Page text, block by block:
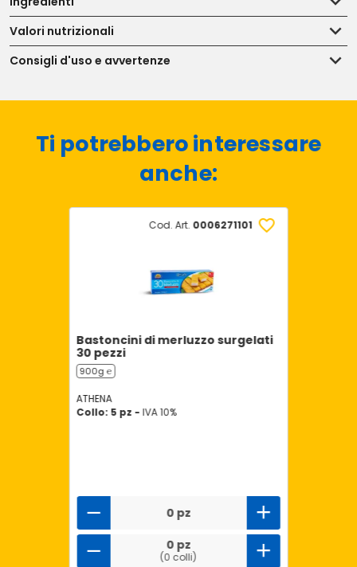
Valori nutrizionali
Consigli d'uso e avvertenze
Ti potrebbero interessare
anche:
Cod. Art. 0006271101
Bastoncini di merluzzo surgelati
30 pezzi
900g ℮
ATHENA
Collo: 5 pz - IVA 10%
0 pz
0 pz
(0 colli)